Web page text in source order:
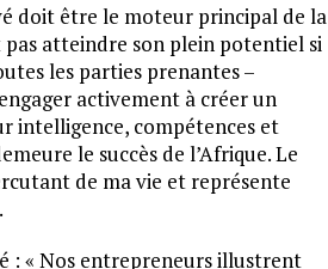
doit être le moteur principal de la
atteindre son plein potentiel si
les parties prenantes –
activement à créer un
intelligence, compétences et
le succès de l’Afrique. Le
de ma vie et représente
: « Nos entrepreneurs illustrent